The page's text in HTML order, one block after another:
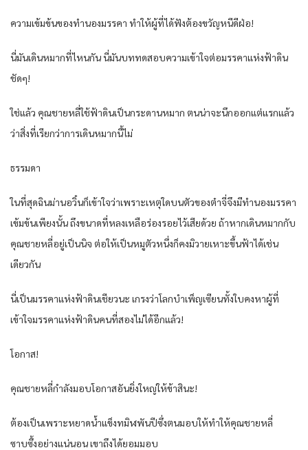
ความเข้มข้นของทำนองมรรคา ทำให้ผู้ที่ได้ฟังต้องขวัญหนีดีฝ่อ!
นี่มันเดินหมากที่ไหนกัน นี่มันบททดสอบความเข้าใจต่อมรรคาแห่งฟ้าดิน
ชัดๆ!
ใช่แล้ว คุณชายหลี่ใช้ฟ้าดินเป็นกระดานหมาก ตนน่าจะนึกออกแต่แรกแล้ว
ว่าสิ่งที่เรียกว่าการเดินหมากนี้ไม่
ธรรมดา
ในที่สุดฉินม่านอวิ๋นก็เข้าใจว่าเพราะเหตุใดบนตัวของต๋าจี่จึงมีทำนองมรรคา
เข้มข้นเพียงนั้น ถึงขนาดที่หลงเหลือร่องรอยไว้เสียด้วย ถ้าหากเดินหมากกับ
คุณชายหลี่อยู่เป็นนิจ ต่อให้เป็นหมูตัวหนึ่งก็คงมิวายเหาะขึ้นฟ้าได้เช่น
เดียวกัน
นี่เป็นมรรคาแห่งฟ้าดินเชียวนะ เกรงว่าโลกบำเพ็ญเซียนทั้งใบคงหาผู้ที่
เข้าใจมรรคาแห่งฟ้าดินคนที่สองไม่ได้อีกแล้ว!
โอกาส!
คุณชายหลี่กำลังมอบโอกาสอันยิ่งใหญ่ให้ข้าสินะ!
ต้องเป็นเพราะหยาดน้ำแข็งทมิฬพันปีซึ่งตนมอบให้ทำให้คุณชายหลี่
ซาบซึ้งอย่างแน่นอน เขาถึงได้ยอมมอบ